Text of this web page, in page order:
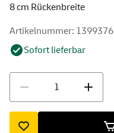
8 cm Rückenbreite
Artikelnummer:
Sofort lieferbar